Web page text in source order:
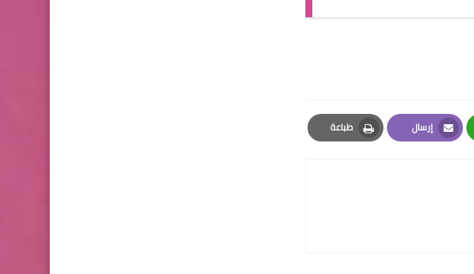
إرسال
Email
طباعة
Print